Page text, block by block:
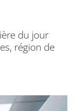
du jour
région de